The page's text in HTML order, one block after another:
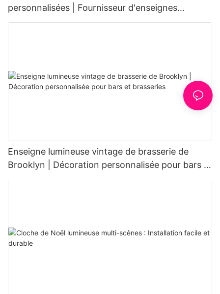
personnalisées | Fournisseur d'enseignes
lumineuses néon pour cafés
Enseigne lumineuse vintage de brasserie de
Brooklyn | Décoration personnalisée pour bars et
brasseries